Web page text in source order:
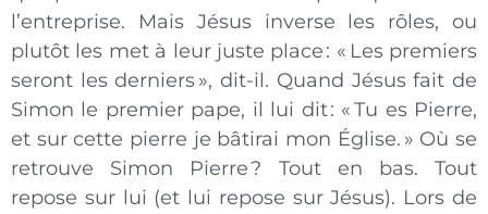
l’entreprise. Mais Jésus inverse les rôles, ou
plutôt les met à leur juste place : « Les premiers
seront les derniers », dit-il. Quand Jésus fait de
Simon le premier pape, il lui dit : « Tu es Pierre,
et sur cette pierre je bâtirai mon Église. » Où se
retrouve Simon Pierre ? Tout en bas. Tout
repose sur lui (et lui repose sur Jésus). Lors de